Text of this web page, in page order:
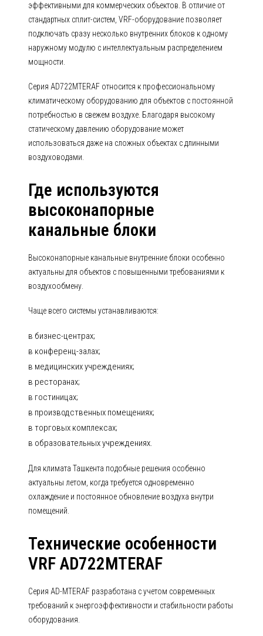
эффективными для коммерческих объектов. В отличие от
стандартных сплит-систем, VRF-оборудование позволяет
подключать сразу несколько внутренних блоков к одному
наружному модулю с интеллектуальным распределением
мощности.
Серия AD722MTERAF относится к профессиональному
климатическому оборудованию для объектов с постоянной
потребностью в свежем воздухе. Благодаря высокому
статическому давлению оборудование может
использоваться даже на сложных объектах с длинными
воздуховодами.
Где используются
высоконапорные
канальные блоки
Высоконапорные канальные внутренние блоки особенно
актуальны для объектов с повышенными требованиями к
воздухообмену.
Чаще всего системы устанавливаются:
в бизнес-центрах;
в конференц-залах;
в медицинских учреждениях;
в ресторанах;
в гостиницах;
в производственных помещениях;
в торговых комплексах;
в образовательных учреждениях.
Для климата Ташкента подобные решения особенно
актуальны летом, когда требуется одновременно
охлаждение и постоянное обновление воздуха внутри
помещений.
Технические особенности
VRF AD722MTERAF
Серия AD-MTERAF разработана с учетом современных
требований к энергоэффективности и стабильности работы
оборудования.